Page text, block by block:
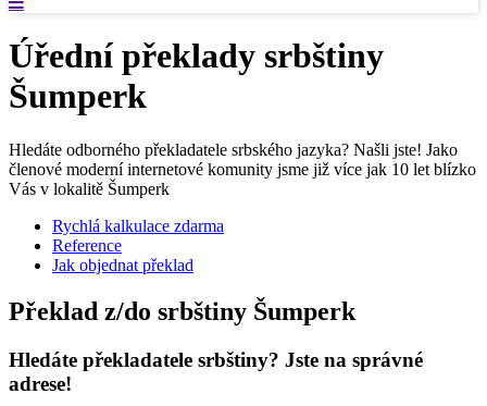
Úřední překlady srbštiny
Šumperk
Hledáte odborného překladatele srbského jazyka? Našli jste! Jako
členové moderní internetové komunity jsme již více jak 10 let blízko
Vás v lokalitě Šumperk
Rychlá kalkulace zdarma
Reference
Jak objednat překlad
Překlad z/do srbštiny Šumperk
Hledáte překladatele srbštiny? Jste na správné
adrese!